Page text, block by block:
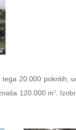
tega 20.000 pokritih,
120.000 m3 .